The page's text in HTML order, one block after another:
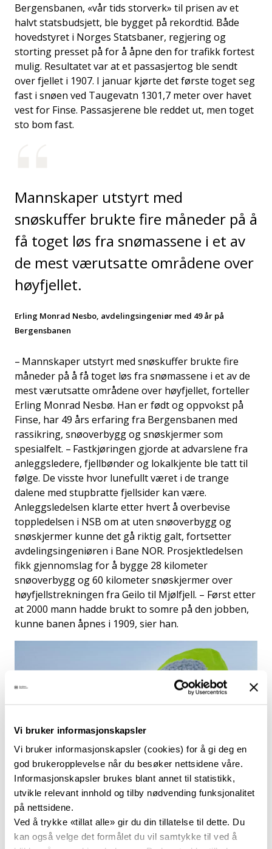
Vi bruker informasjonskapsler
Vi bruker informasjonskapsler (cookies) for å gi deg en
god brukeropplevelse når du besøker nettsidene våre.
Informasjonskapsler brukes blant annet til statistikk,
utvikle relevant innhold og tilby nødvending funksjonalitet
på nettsidene.
Ved å trykke «tillat alle» gir du din tillatelse til dette. Du
kan også velge det formålet du vil samtykke til ved å
Bergensbanen, «vår tids storverk» til prisen av et
halvt statsbudsjett, ble bygget på rekordtid. Både
hovedstyret i Norges Statsbaner, regjering og
storting presset på for å åpne den for trafikk fortest
mulig. Resultatet var at et passasjertog ble sendt
over fjellet i 1907. I januar kjørte det første toget seg
fast i snøen ved Taugevatn 1301,7 meter over havet
vest for Finse. Passasjerene ble reddet ut, men toget
sto bom fast.
Mannskaper utstyrt med
snøskuffer brukte fire måneder på å
få toget løs fra snømassene i et av
de mest værutsatte områdene over
høyfjellet.
Erling Monrad Nesbo, avdelingsingeniør med 49 år på
Bergensbanen
– Mannskaper utstyrt med snøskuffer brukte fire
måneder på å få toget løs fra snømassene i et av de
mest værutsatte områdene over høyfjellet, forteller
Erling Monrad Nesbø. Han er født og oppvokst på
Finse, har 49 års erfaring fra Bergensbanen med
rassikring, snøoverbygg og snøskjermer som
spesialfelt. – Fastkjøringen gjorde at advarslene fra
anleggsledere, fjellbønder og lokalkjente ble tatt til
følge. De visste hvor lunefullt været i de trange
dalene med stupbratte fjellsider kan være.
Anleggsledelsen klarte etter hvert å overbevise
toppledelsen i NSB om at uten snøoverbygg og
snøskjermer kunne det gå riktig galt, fortsetter
avdelingsingeniøren i Bane NOR. Prosjektledelsen
fikk gjennomslag for å bygge 28 kilometer
snøoverbygg og 60 kilometer snøskjermer over
høyfjellstrekningen fra Geilo til Mjølfjell. – Først etter
at 2000 mann hadde brukt to somre på den jobben,
kunne banen åpnes i 1909, sier han.
VÆRUTSATT: – Snøvinteren 1991 målte jeg en snødybde på
17 meter på et snøoverbygg ved Fokkstova, forteller Erling
Monrad Nesbø.